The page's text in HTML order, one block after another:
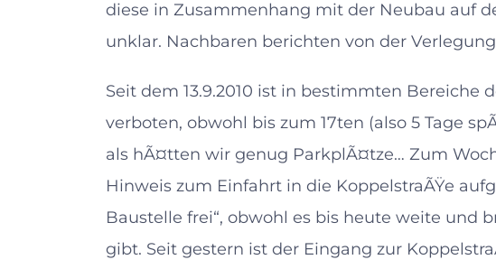
diese in Zusammenhang mit der Neubau auf
unklar. Nachbaren berichten von der
Seit dem 13.9.2010 ist in bestimmten Bereiche
verboten, obwohl bis zum 17ten (also 5 Tage
als hÃ¤tten wir genug ParkplÃ¤tze… Zum
Hinweis zum Einfahrt in die KoppelstraÃŸe
Baustelle frei“, obwohl es bis heute weite und
gibt. Seit gestern ist der Eingang zur